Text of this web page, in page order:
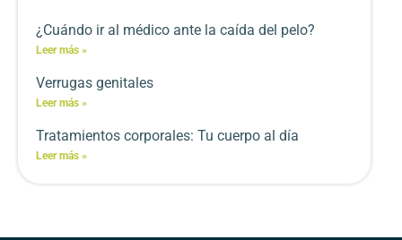
¿Cuándo ir al médico ante la caída del pelo?
Leer más »
Verrugas genitales
Leer más »
Tratamientos corporales: Tu cuerpo al día
Leer más »